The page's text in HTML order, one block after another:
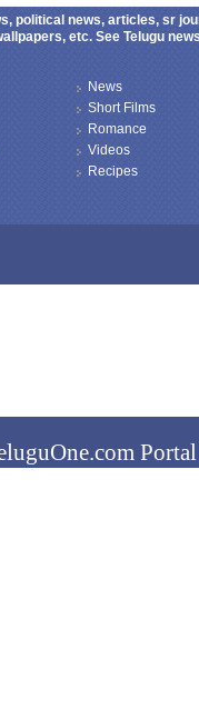
political news, articles, sr
etc. See Telugu
News
Short Films
Romance
Videos
Recipes